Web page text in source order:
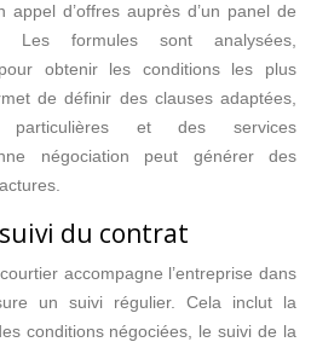
d’offres auprès d’un panel de
Les formules sont analysées,
obtenir les conditions les plus
de définir des clauses adaptées,
et des services
négociation peut générer des
du contrat
accompagne l’entreprise dans
un suivi régulier. Cela inclut la
conditions négociées, le suivi de la